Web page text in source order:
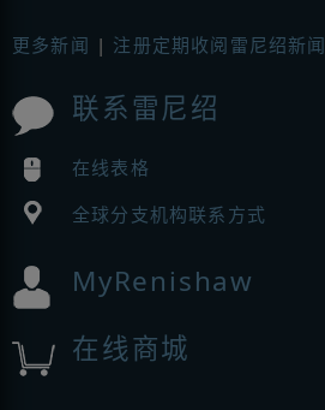
更多新闻 | 注册定期收阅雷尼绍新闻
联系雷尼绍
在线表格
全球分支机构联系方式
MyRenishaw
在线商城